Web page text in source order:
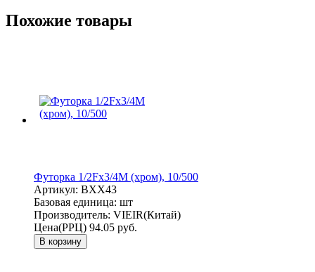
Похожие товары
Футорка 1/2Fx3/4M (хром), 10/500
Артикул: BXX43
Базовая единица: шт
Производитель: VIEIR(Китай)
Цена(РРЦ) 94.05 руб.
В корзину